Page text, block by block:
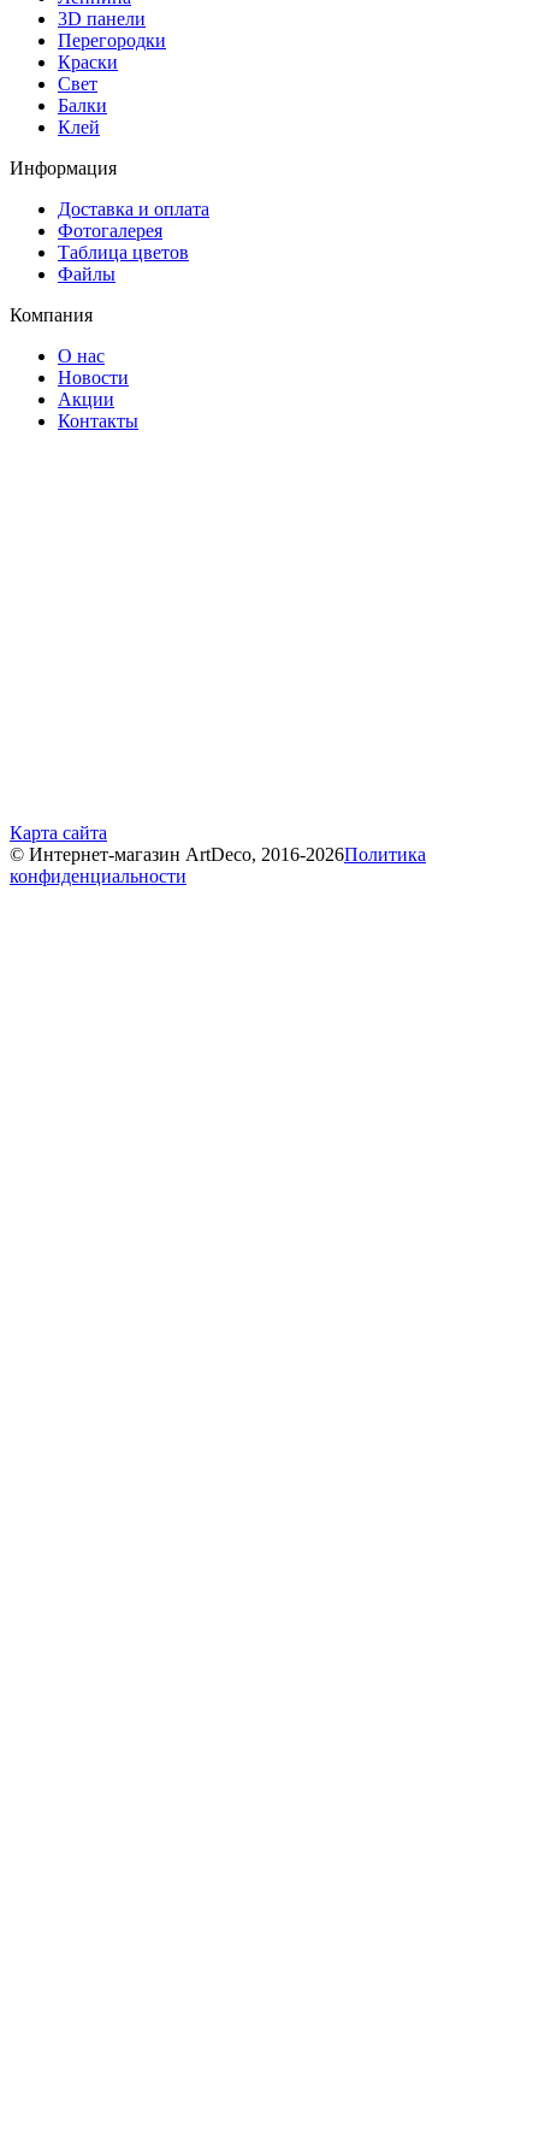
3D панели
Перегородки
Краски
Свет
Балки
Клей
Информация
Доставка и оплата
Фотогалерея
Таблица цветов
Файлы
Компания
О нас
Новости
Акции
Контакты
Карта сайта
© Интернет-магазин ArtDeco, 2016-2026Политика
конфиденциальности